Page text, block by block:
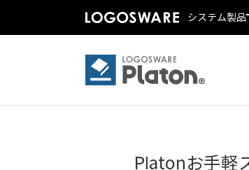
システム製品
Platonお手軽